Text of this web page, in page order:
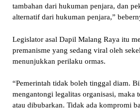
tambahan dari hukuman penjara, dan
alternatif dari hukuman penjara,”
Legislator asal Dapil Malang Raya itu
premanisme yang sedang viral oleh
menunjukkan perilaku ormas.
“Pemerintah tidak boleh tinggal diam.
mengantongi legalitas organisasi, maka
atau dibubarkan. Tidak ada kompromi